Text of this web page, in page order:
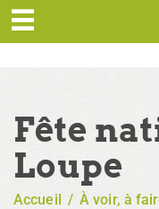
Fête
Loupe
Accueil / À voir, à